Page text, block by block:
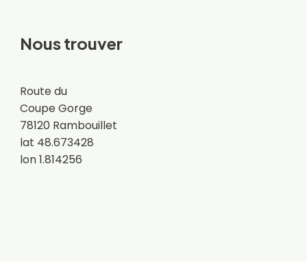
Nous trouver
Route du
Coupe Gorge
78120 Rambouillet
lat 48.673428
lon 1.814256